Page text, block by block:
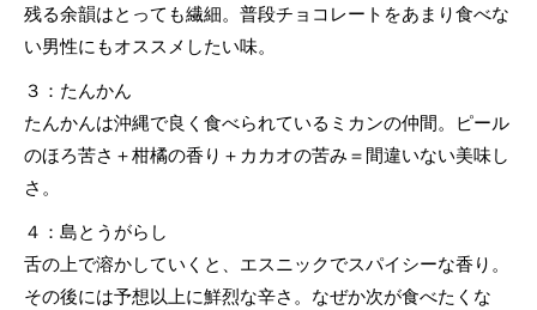
残る余韻はとっても繊細。普段チョコレートをあまり食べな
い男性にもオススメしたい味。
３：たんかん
たんかんは沖縄で良く食べられているミカンの仲間。ピール
のほろ苦さ＋柑橘の香り＋カカオの苦み＝間違いない美味し
さ。
４：島とうがらし
舌の上で溶かしていくと、エスニックでスパイシーな香り。
その後には予想以上に鮮烈な辛さ。なぜか次が食べたくな